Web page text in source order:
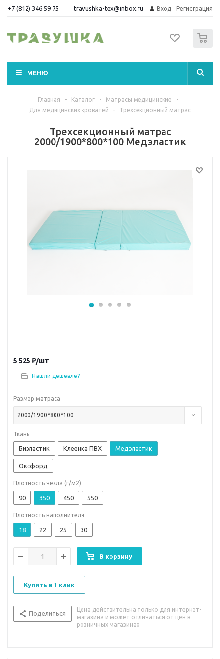
+7 (812) 346 59 75 travushka-tex@inbox.ru Вход Регистрация
МЕНЮ
Главная - Каталог - Матрасы медицинские
-
Для медицинских кроватей
- Трехсекционный матрас
Трехсекционный матрас
2000/1900*800*100 Медэластик
5 525 ₽/шт
Нашли дешевле?
Размер матраса
2000/1900*800*100
Ткань
Биэластик Клеенка ПВХ Медэластик
Оксфорд
Плотность чехла (г/м2)
90 350 450 550
Плотность наполнителя
18 22 25 30
В корзину
Купить в 1 клик
Поделиться
Цена действительна только для интернет-
магазина и может отличаться от цен в
розничных магазинах